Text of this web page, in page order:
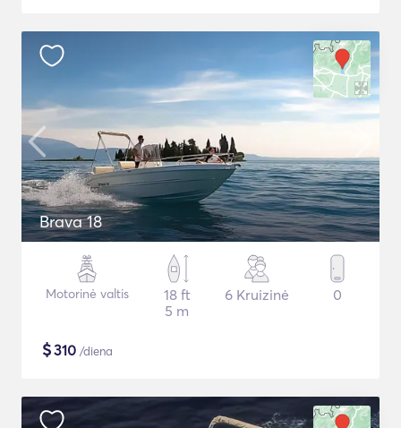
Brava 18
Motorinė valtis
18 ft
5 m
6 Kruizinė 0
$310 /diena